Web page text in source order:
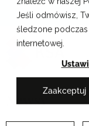
Jeśli odmówisz,
śledzone
internetowej.
Zaakceptuj
Przejdź
treści
Newsy